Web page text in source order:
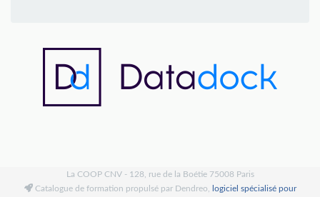
La COOP CNV - 128, rue de la Boétie 75008 Paris
Catalogue de formation propulsé par Dendreo,
logiciel spécialisé pour